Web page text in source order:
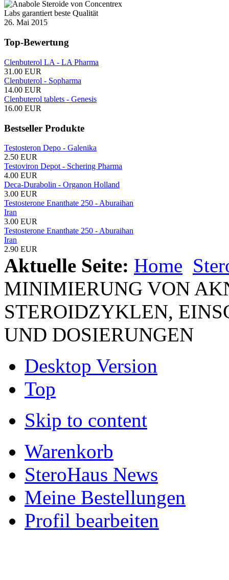
26. Mai 2015
Top-Bewertung
Clenbuterol LA - LA Pharma
31.00 EUR
Clenbuterol - Sopharma
14.00 EUR
Clenbuterol tablets - Genesis
16.00 EUR
Bestseller Produkte
Testosteron Depo - Galenika
2.50 EUR
Testoviron Depot - Schering Pharma
4.00 EUR
Deca-Durabolin - Organon Holland
3.00 EUR
Testosterone Enanthate 250 - Aburaihan
Iran
3.00 EUR
Testosterone Enanthate 250 - Aburaihan
Iran
2.90 EUR
Aktuelle Seite: Home
MINIMIERUNG VON
STEROIDZYKLEN,
UND DOSIERUNGEN
Desktop Version
Top
Skip to content
Warenkorb
SteroHaus News
Meine Bestellungen
Profil bearbeiten